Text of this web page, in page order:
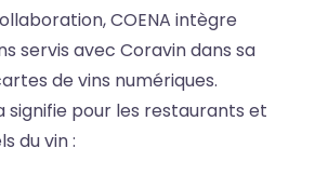
COENA intègre
servis avec Coravin dans sa
de vins numériques.
signifie pour les restaurants et
du vin :